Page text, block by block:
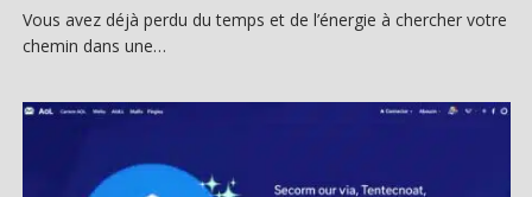
Vous avez déjà perdu du temps et de l’énergie à chercher votre
chemin dans une…